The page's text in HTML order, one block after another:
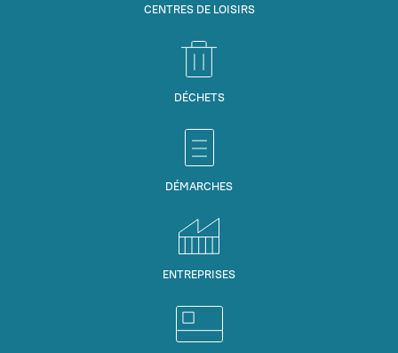
CENTRES DE LOISIRS
DÉCHETS
DÉMARCHES
ENTREPRISES